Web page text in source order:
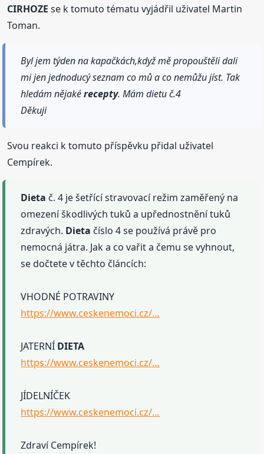
CIRHOZE se k tomuto tématu vyjádřil uživatel Martin
Toman.
Byl jem týden na kapačkách,když mě propouštěli dali
mi jen jednoducý seznam co mů a co nemůžu jíst. Tak
hledám nějakérecepty. Mám dietu č.4
Děkuji
Svou reakci k tomuto příspěvku přidal uživatel
Cempírek.
Dieta č. 4 je šetřící stravovací režim zaměřený na
omezení škodlivých tuků a upřednostnění tuků
zdravých. Dieta číslo 4 se používá právě pro
nemocná játra. Jak a co vařit a čemu se vyhnout,
se dočtete v těchto článcích:
VHODNÉ POTRAVINY
https://www.ceskenemoci.cz/…
JATERNÍ DIETA
https://www.ceskenemoci.cz/…
JÍDELNÍČEK
https://www.ceskenemoci.cz/…
Zdraví Cempírek!